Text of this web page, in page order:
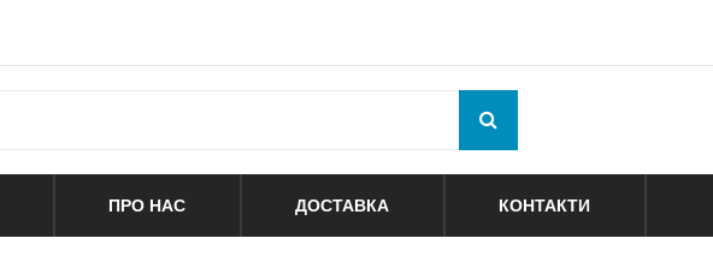
ПРО НАС ДОСТАВКА КОНТАКТИ